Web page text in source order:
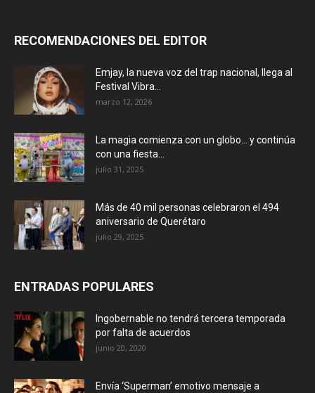
RECOMENDACIONES DEL EDITOR
Emjay, la nueva voz del trap nacional, llega al
Festival Vibra...
marzo 12, 2026
La magia comienza con un globo… y continúa
con una fiesta...
julio 31, 2025
Más de 40 mil personas celebraron el 494
aniversario de Querétaro
julio 29, 2025
ENTRADAS POPULARES
Ingobernable no tendrá tercera temporada
por falta de acuerdos
junio 20, 2020
Envía ‘Superman’ emotivo mensaje a